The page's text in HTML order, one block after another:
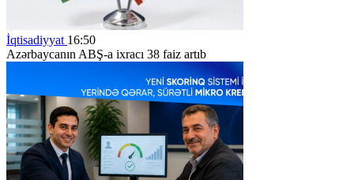
İqtisadiyyat 16:50
Azərbaycanın ABŞ-a ixracı 38 faiz artıb